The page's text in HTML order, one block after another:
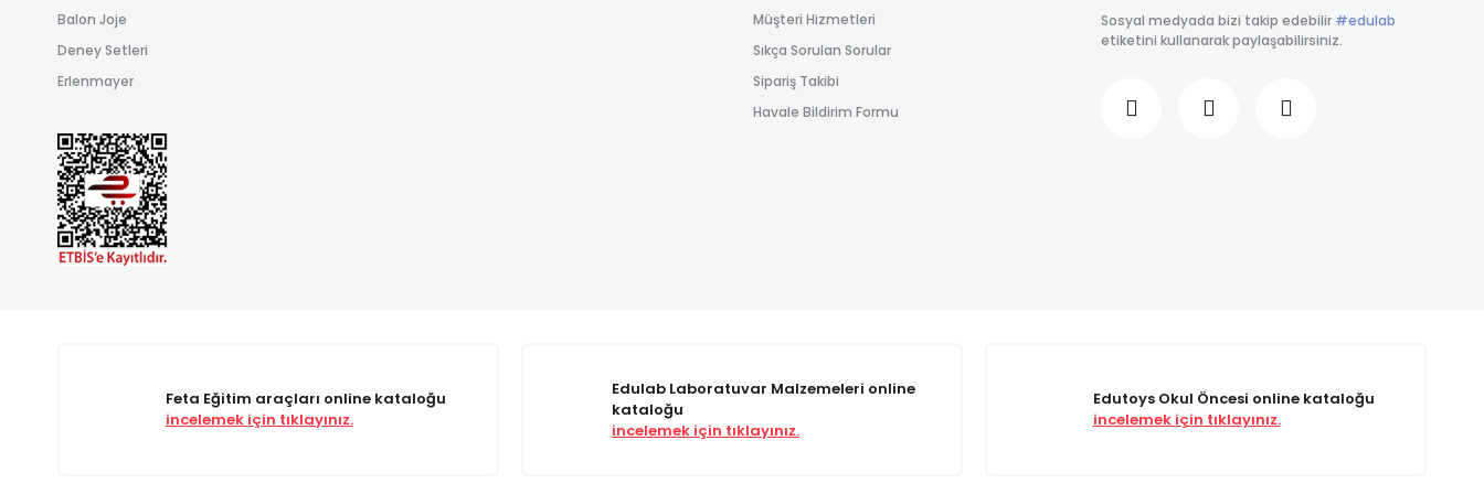
Balon Joje
Deney Setleri
Erlenmayer
Müşteri Hizmetleri
Sıkça Sorulan Sorular
Sipariş Takibi
Havale Bildirim Formu
Sosyal medyada bizi takip edebilir #edulab
etiketini kullanarak paylaşabilirsiniz.
Feta Eğitim araçları online kataloğu
incelemek için tıklayınız.
Edulab Laboratuvar Malzemeleri online
kataloğu
incelemek için tıklayınız.
Edutoys Okul Öncesi online kataloğu
incelemek için tıklayınız.